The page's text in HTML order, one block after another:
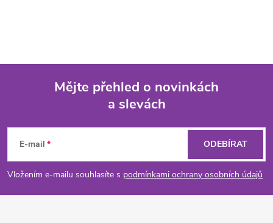
p
a
Mějte přehled o novinkách
a slevách
E-mail
Vložením e-mailu souhlasíte s podmínkami ochrany osobních údajů
ODEBÍRAT